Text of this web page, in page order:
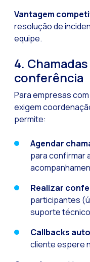
Vantagem
resolução de
equipe.
4.
conferência
Para empresas
exigem
permite:
Agendar
para confirmar
Realizar
participantes
suporte
Callbacks
cliente espere